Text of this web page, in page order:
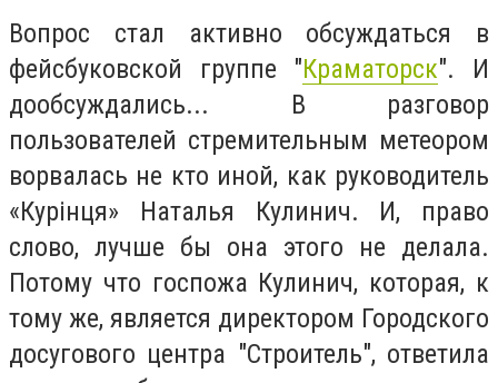
Вопрос стал активно обсуждаться в
фейсбуковской группе "Краматорск". И
дообсуждались... В разговор
пользователей стремительным метеором
ворвалась не кто иной, как руководитель
«Курінця» Наталья Кулинич. И, право
слово, лучше бы она этого не делала.
Потому что госпожа Кулинич, которая, к
тому же, является директором Городского
досугового центра "Строитель", ответила